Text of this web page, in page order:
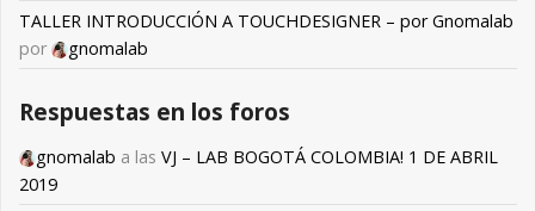
TALLER INTRODUCCIÓN A TOUCHDESIGNER – por Gnomalab
por
gnomalab
Respuestas en los foros
gnomalab a las VJ – LAB BOGOTÁ COLOMBIA! 1 DE ABRIL
2019